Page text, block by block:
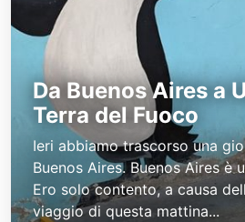
Da Buenos Aires a
Terra del Fuoco
Ieri abbiamo trascorso una
Buenos Aires. Buenos Aires è
Ero solo contento, a causa
viaggio di questa mattina...